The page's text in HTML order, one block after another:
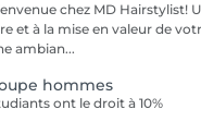
chez MD Hairstylist!
et à la mise en valeur de votre style. Nous vous
ambian...
hommes
ont le droit à 10%